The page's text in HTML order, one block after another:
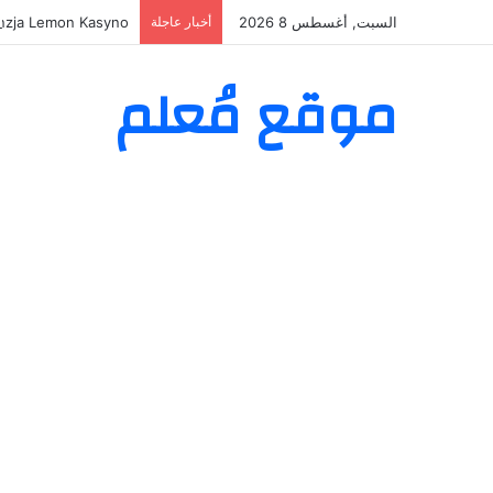
السبت, أغسطس 8 2026 أخبار عاجلة Lemon Kasyno
موقع مُعلم